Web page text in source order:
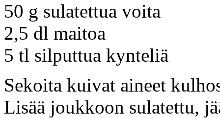
50 g sulatettua voita
2,5 dl maitoa
5 tl silputtua kynteliä
Sekoita kuivat aineet
Lisää joukkoon sulatettu,